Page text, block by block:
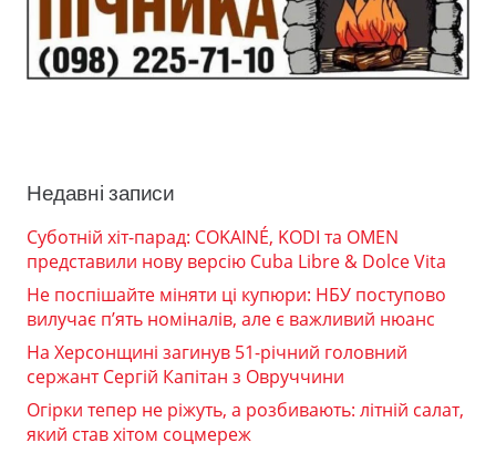
Недавні записи
Суботній хіт-парад: COKAINÉ, KODI та OMEN
представили нову версію Cuba Libre & Dolce Vita
Не поспішайте міняти ці купюри: НБУ поступово
вилучає п’ять номіналів, але є важливий нюанс
На Херсонщині загинув 51-річний головний
сержант Сергій Капітан з Овруччини
Огірки тепер не ріжуть, а розбивають: літній салат,
який став хітом соцмереж